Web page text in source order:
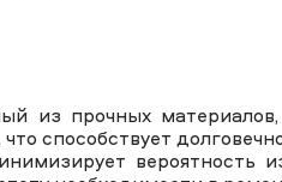
из прочных
способствует
вероятность